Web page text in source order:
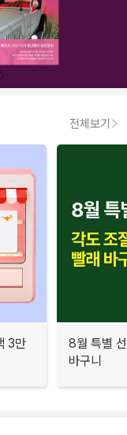
전체보기
3만
8월 특별
바구니